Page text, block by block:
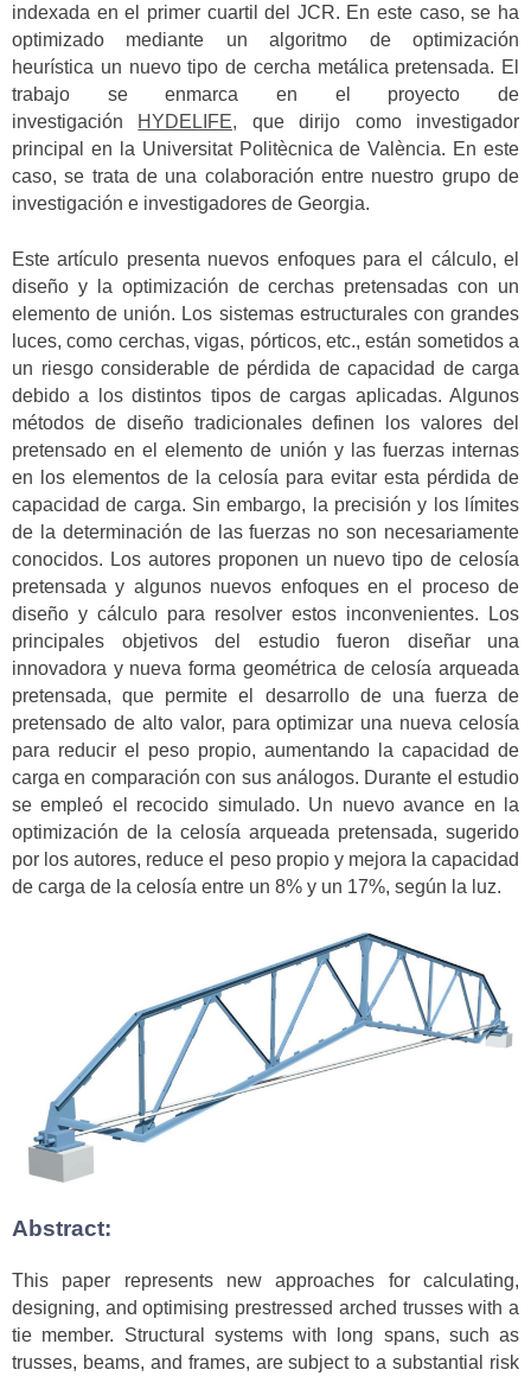
indexada en el primer cuartil del JCR. En este caso, se ha
optimizado mediante un algoritmo de optimización
heurística un nuevo tipo de cercha metálica pretensada. El
trabajo se enmarca en el proyecto de
investigación HYDELIFE, que dirijo como investigador
principal en la Universitat Politècnica de València. En este
caso, se trata de una colaboración entre nuestro grupo de
investigación e investigadores de Georgia.
Este artículo presenta nuevos enfoques para el cálculo, el
diseño y la optimización de cerchas pretensadas con un
elemento de unión. Los sistemas estructurales con grandes
luces, como cerchas, vigas, pórticos, etc., están sometidos a
un riesgo considerable de pérdida de capacidad de carga
debido a los distintos tipos de cargas aplicadas. Algunos
métodos de diseño tradicionales definen los valores del
pretensado en el elemento de unión y las fuerzas internas
en los elementos de la celosía para evitar esta pérdida de
capacidad de carga. Sin embargo, la precisión y los límites
de la determinación de las fuerzas no son necesariamente
conocidos. Los autores proponen un nuevo tipo de celosía
pretensada y algunos nuevos enfoques en el proceso de
diseño y cálculo para resolver estos inconvenientes. Los
principales objetivos del estudio fueron diseñar una
innovadora y nueva forma geométrica de celosía arqueada
pretensada, que permite el desarrollo de una fuerza de
pretensado de alto valor, para optimizar una nueva celosía
para reducir el peso propio, aumentando la capacidad de
carga en comparación con sus análogos. Durante el estudio
se empleó el recocido simulado. Un nuevo avance en la
optimización de la celosía arqueada pretensada, sugerido
por los autores, reduce el peso propio y mejora la capacidad
de carga de la celosía entre un 8% y un 17%, según la luz.
Abstract:
This paper represents new approaches for calculating,
designing, and optimising prestressed arched trusses with a
tie member. Structural systems with long spans, such as
trusses, beams, and frames, are subject to a substantial risk